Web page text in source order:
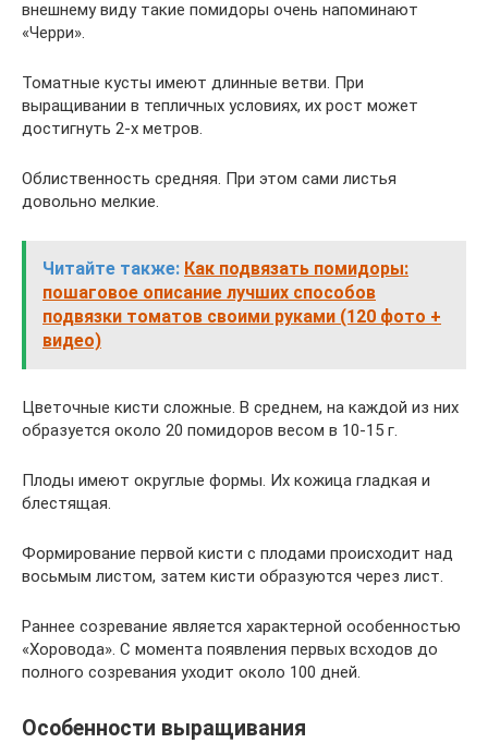
внешнему виду такие помидоры очень напоминают
«Черри».
Томатные кусты имеют длинные ветви. При
выращивании в тепличных условиях, их рост может
достигнуть 2-х метров.
Облиственность средняя. При этом сами листья
довольно мелкие.
Читайте также: Как подвязать помидоры:
пошаговое описание лучших способов
подвязки томатов своими руками (120 фото +
видео)
Цветочные кисти сложные. В среднем, на каждой из них
образуется около 20 помидоров весом в 10-15 г.
Плоды имеют округлые формы. Их кожица гладкая и
блестящая.
Формирование первой кисти с плодами происходит над
восьмым листом, затем кисти образуются через лист.
Раннее созревание является характерной особенностью
«Хоровода». С момента появления первых всходов до
полного созревания уходит около 100 дней.
Особенности выращивания